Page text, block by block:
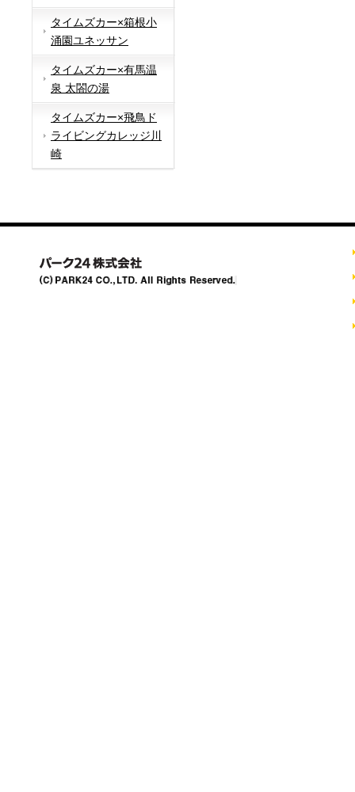
タイムズカー×箱根小
涌園ユネッサン
タイムズカー×有馬温
泉 太閤の湯
タイムズカー×飛鳥ド
ライビングカレッジ川
崎